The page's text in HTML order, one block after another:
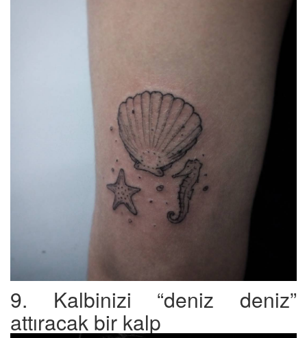
9. Kalbinizi “deniz deniz”
attıracak bir kalp